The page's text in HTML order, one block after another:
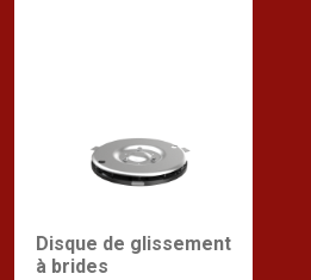
Disque de glissement
à brides